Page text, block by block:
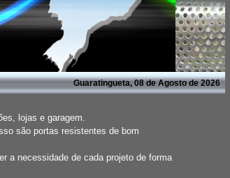
Guaratingueta, 08 de Agosto de 2026
lojas e garagem.
são portas resistentes de bom
a necessidade de cada projeto de forma